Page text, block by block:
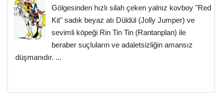
Gölgesinden hızlı silah çeken yalnız kovboy "Red
Kit" sadık beyaz atı Düldül (Jolly Jumper) ve
sevimli köpeği Rin Tin Tin (Rantanplan) ile
beraber suçluların ve adaletsizliğin amansız
düşmanıdır. ...